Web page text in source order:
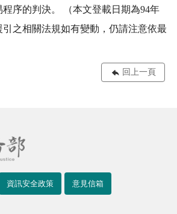
序的判決。 （本文登載日期為94年
引之相關法規如有變動，仍請注意依最
回上一頁
資訊安全政策 意見信箱